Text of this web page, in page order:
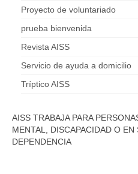
Proyecto de voluntariado
prueba bienvenida
Revista AISS
Servicio de ayuda a domicilio
Tríptico AISS
AISS TRABAJA PARA
MENTAL, DISCAPACIDAD O
DEPENDENCIA